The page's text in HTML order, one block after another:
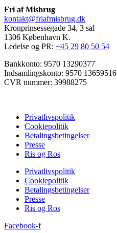
Fri af Misbrug
kontakt@friafmisbrug.dk
Kronprinsessegade 34, 3 sal
1306 København K.
Ledelse og PR: +45 29 80 50 54
Bankkonto: 9570 13290377
Indsamlingskonto: 9570 13659516
CVR nummer: 39988275
Privatlivspolitik
Cookiepolitik
Betalingsbetingelser
Presse
Ris og Ros
Privatlivspolitik
Cookiepolitik
Betalingsbetingelser
Presse
Ris og Ros
Facebook-f